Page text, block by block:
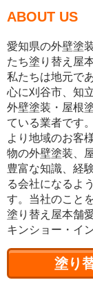
ABOUT US
愛知県の外壁塗
たち塗り替え屋
私たちは地元で
心に刈谷市、知
外壁塗装・屋根
ている業者です
より地域のお客
物の外壁塗装、
豊富な知識、経
る会社になるよ
す。当社のこと
塗り替え屋本舗
キンショー・イ
塗り